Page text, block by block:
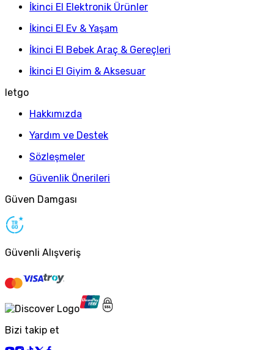
İkinci El Elektronik Ürünler
İkinci El Ev & Yaşam
İkinci El Bebek Araç & Gereçleri
İkinci El Giyim & Aksesuar
letgo
Hakkımızda
Yardım ve Destek
Sözleşmeler
Güvenlik Önerileri
Güven Damgası
Güvenli Alışveriş
Bizi takip et